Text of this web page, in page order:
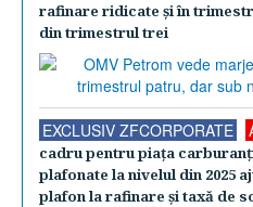
rafinare ridicate şi în
din trimestrul trei
EXCLUSIV ZFCORPORATE
cadru pentru piaţa
plafonate la nivelul din 2025
plafon la rafinare şi taxă de